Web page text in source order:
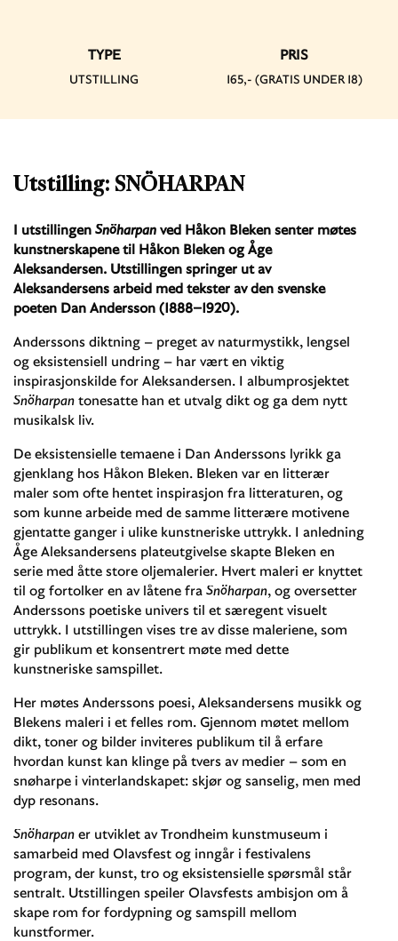
Utstilling: SNÖHARPAN
I utstillingen Snöharpan ved Håkon Bleken senter møtes
kunstnerskapene til Håkon Bleken og Åge
Aleksandersen. Utstillingen springer ut av
Aleksandersens arbeid med tekster av den svenske
poeten Dan Andersson (1888–1920).
Anderssons diktning – preget av naturmystikk, lengsel
og eksistensiell undring – har vært en viktig
inspirasjonskilde for Aleksandersen. I albumprosjektet
Snöharpan tonesatte han et utvalg dikt og ga dem nytt
musikalsk liv.
De eksistensielle temaene i Dan Anderssons lyrikk ga
gjenklang hos Håkon Bleken. Bleken var en litterær
maler som ofte hentet inspirasjon fra litteraturen, og
som kunne arbeide med de samme litterære motivene
gjentatte ganger i ulike kunstneriske uttrykk. I anledning
Åge Aleksandersens plateutgivelse skapte Bleken en
serie med åtte store oljemalerier. Hvert maleri er knyttet
til og fortolker en av låtene fra Snöharpan, og oversetter
Anderssons poetiske univers til et særegent visuelt
uttrykk. I utstillingen vises tre av disse maleriene, som
gir publikum et konsentrert møte med dette
kunstneriske samspillet.
Her møtes Anderssons poesi, Aleksandersens musikk og
Blekens maleri i et felles rom. Gjennom møtet mellom
dikt, toner og bilder inviteres publikum til å erfare
hvordan kunst kan klinge på tvers av medier – som en
snøharpe i vinterlandskapet: skjør og sanselig, men med
dyp resonans.
Snöharpan er utviklet av Trondheim kunstmuseum i
samarbeid med Olavsfest og inngår i festivalens
program, der kunst, tro og eksistensielle spørsmål står
sentralt. Utstillingen speiler Olavsfests ambisjon om å
skape rom for fordypning og samspill mellom
kunstformer.
TYPE
UTSTILLING
PRIS
165,- (GRATIS UNDER 18)